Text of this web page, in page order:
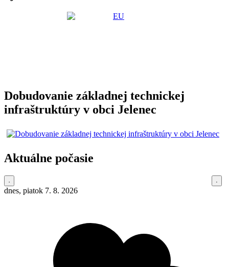
Dobudovanie základnej technickej
infraštruktúry v obci Jelenec
Aktuálne počasie
dnes, piatok 7. 8. 2026